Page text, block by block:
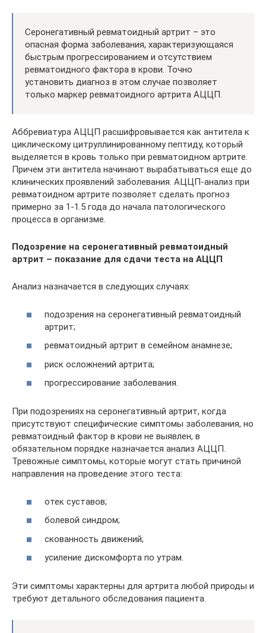
Серонегативный ревматоидный артрит – это
опасная форма заболевания, характеризующаяся
быстрым прогрессированием и отсутствием
ревматоидного фактора в крови. Точно
установить диагноз в этом случае позволяет
только маркер ревматоидного артрита АЦЦП.
Аббревиатура АЦЦП расшифровывается как антитела к
циклическому цитруллинированному пептиду, который
выделяется в кровь только при ревматоидном артрите.
Причем эти антитела начинают вырабатываться еще до
клинических проявлений заболевания. АЦЦП-анализ при
ревматоидном артрите позволяет сделать прогноз
примерно за 1-1.5 года до начала патологического
процесса в организме.
Подозрение на серонегативный ревматоидный
артрит – показание для сдачи теста на АЦЦП
Анализ назначается в следующих случаях:
подозрения на серонегативный ревматоидный
артрит;
ревматоидный артрит в семейном анамнезе;
риск осложнений артрита;
прогрессирование заболевания.
При подозрениях на серонегативный артрит, когда
присутствуют специфические симптомы заболевания, но
ревматоидный фактор в крови не выявлен, в
обязательном порядке назначается анализ АЦЦП.
Тревожные симптомы, которые могут стать причиной
направления на проведение этого теста:
отек суставов;
болевой синдром;
скованность движений;
усиление дискомфорта по утрам.
Эти симптомы характерны для артрита любой природы и
требуют детального обследования пациента.